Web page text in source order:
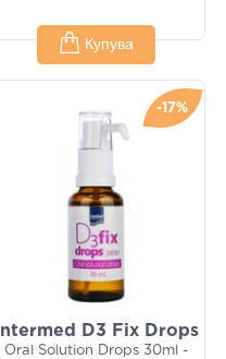
Купува
-17%
Intermed D3 Fix Drops
Oral Solution Drops 30ml -